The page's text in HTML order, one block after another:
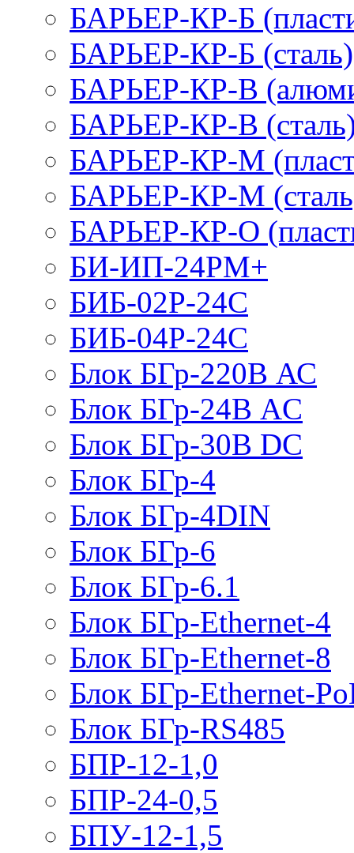
БАРЬЕР-КР-Б
БАРЬЕР-КР-Б (сталь)
БАРЬЕР-КР-В
БАРЬЕР-КР-В
БАРЬЕР-КР-М
БАРЬЕР-КР-М
БАРЬЕР-КР-О
БИ-ИП-24РМ+
БИБ-02Р-24С
БИБ-04Р-24С
Блок БГр-220В АС
Блок БГр-24В AC
Блок БГр-30В DC
Блок БГр-4
Блок БГр-4DIN
Блок БГр-6
Блок БГр-6.1
Блок БГр-Ethernet-4
Блок БГр-Ethernet-8
Блок БГр-Ethernet-
Блок БГр-RS485
БПР-12-1,0
БПР-24-0,5
БПУ-12-1,5